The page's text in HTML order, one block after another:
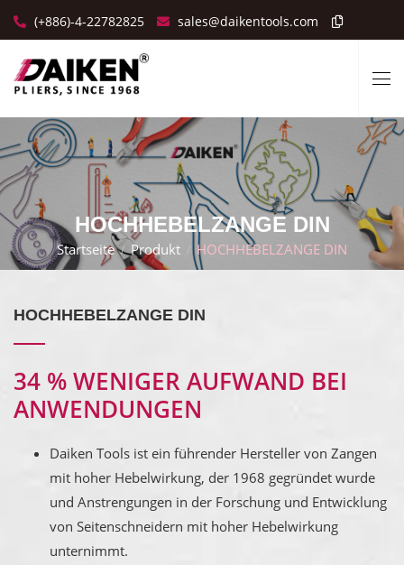
(+886)-4-22782825 sales@daikentools.com
HOCHHEBELZANGE DIN
Startseite Produkt HOCHHEBELZANGE DIN
HOCHHEBELZANGE DIN
34 % WENIGER AUFWAND BEI
ANWENDUNGEN
Daiken Tools ist ein führender Hersteller von Zangen
mit hoher Hebelwirkung, der 1968 gegründet wurde
und Anstrengungen in der Forschung und Entwicklung
von Seitenschneidern mit hoher Hebelwirkung
unternimmt.